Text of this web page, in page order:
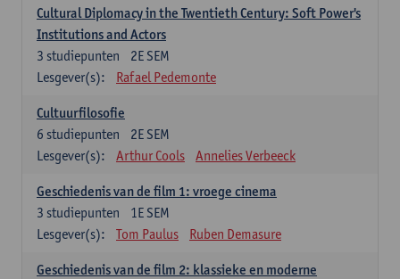
Cultural Diplomacy in the Twentieth Century: Soft Power's
Institutions and Actors
2E SEM
3 studiepunten
Lesgever(s):
Rafael Pedemonte
Cultuurfilosofie
2E SEM
6 studiepunten
Lesgever(s):
Arthur Cools Annelies Verbeeck
Geschiedenis van de film 1: vroege cinema
1E SEM
3 studiepunten
Lesgever(s):
Tom Paulus Ruben Demasure
Geschiedenis van de film 2: klassieke en moderne